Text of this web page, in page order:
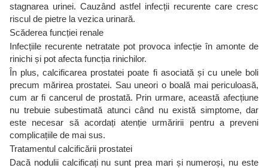
stagnarea urinei. Cauzând astfel infecții recurente care cresc
riscul de pietre la vezica urinară.
Scăderea funcției renale
Infecțiile recurente netratate pot provoca infecție în amonte de
rinichi și pot afecta funcția rinichilor.
În plus, calcificarea prostatei poate fi asociată și cu unele boli
precum mărirea prostatei. Sau uneori o boală mai periculoasă,
cum ar fi cancerul de prostată. Prin urmare, această afecțiune
nu trebuie subestimată atunci când nu există simptome, dar
este necesar să acordați atenție urmăririi pentru a preveni
complicațiile de mai sus.
Tratamentul calcificării prostatei
Dacă nodulii calcificați nu sunt prea mari și numeroși, nu este